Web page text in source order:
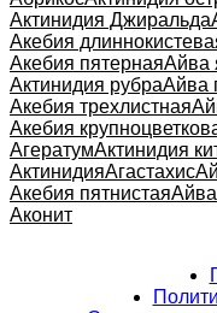
Актинидия Джиральда
Акебия
Акебия пятернаяАйва
Актинидия рубраАйва
Акебия трехлистная
Акебия
АгератумАктинидия
АктинидияАгастахис
Акебия пятнистая
Аконит